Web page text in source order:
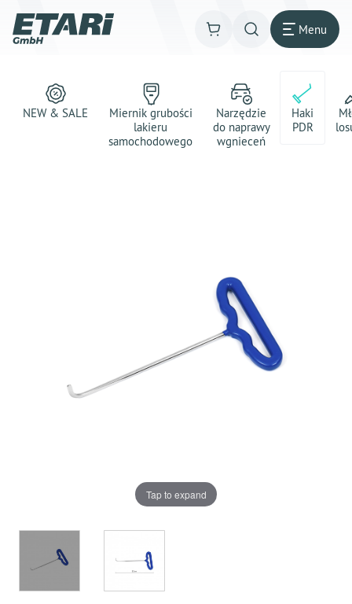
Menu
NEW & SALE
Miernik grubości
lakieru
samochodowego
Narzędzie
do naprawy
wgnieceń
Haki
PDR
Tap to expand